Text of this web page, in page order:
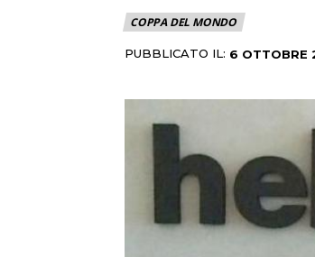
COPPA DEL MONDO
PUBBLICATO IL: 6 OTTOBRE